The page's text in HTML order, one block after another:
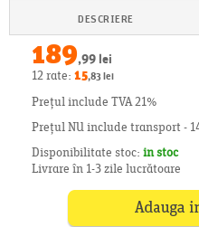
DESCRIERE
189,99 lei
12 rate: 15,83 lei
Prețul include TVA 21%
Prețul NU include transport -
Disponibilitate stoc:in stoc
Livrare în 1-3 zile lucrătoare